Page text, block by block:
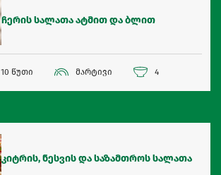
ჩერის სალათა ატმით და ბლით
10 წუთი მარტივი 4
კიტრის, ნესვის და საზამთროს სალათა